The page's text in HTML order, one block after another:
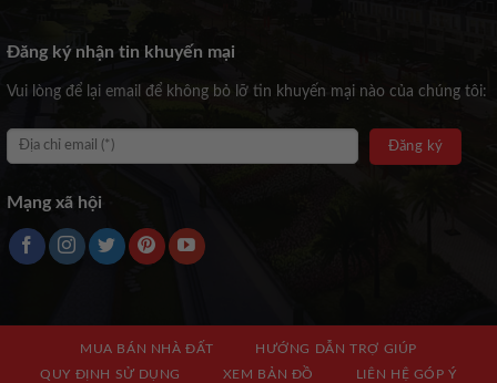
Đăng ký nhận tin khuyến mại
Vui lòng để lại email để không bỏ lỡ tin khuyến mại nào của chúng tôi:
Mạng xã hội
MUA BÁN NHÀ ĐẤT
HƯỚNG DẪN TRỢ GIÚP
QUY ĐỊNH SỬ DỤNG
XEM BẢN ĐỒ LIÊN HỆ GÓP Ý